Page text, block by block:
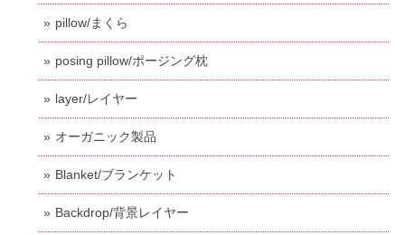
pillow/まくら
posing pillow/ポージング枕
layer/レイヤー
オーガニック製品
Blanket/ブランケット
Backdrop/背景レイヤー